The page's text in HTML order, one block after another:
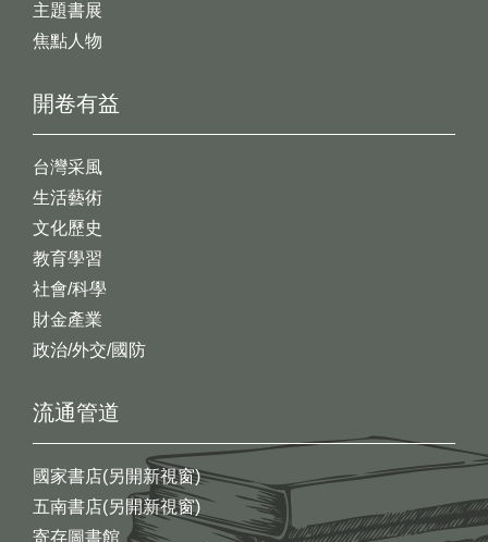
開卷有益
台灣采風
生活藝術
文化歷史
教育學習
社會/科學
財金產業
政治/外交/國防
主題書展
焦點人物
流通管道
國家書店(另開新視窗)
五南書店(另開新視窗)
寄存圖書館